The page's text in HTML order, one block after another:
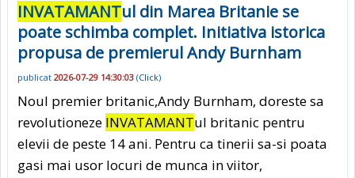
INVATAMANTul din Marea Britanie se
poate schimba complet. Initiativa istorica
propusa de premierul Andy Burnham
publicat 2026-07-29 14:30:03 (Click)
Noul premier britanic,Andy Burnham, doreste sa
revolutioneze INVATAMANTul britanic pentru
elevii de peste 14 ani. Pentru ca tinerii sa-si poata
gasi mai usor locuri de munca in viitor,